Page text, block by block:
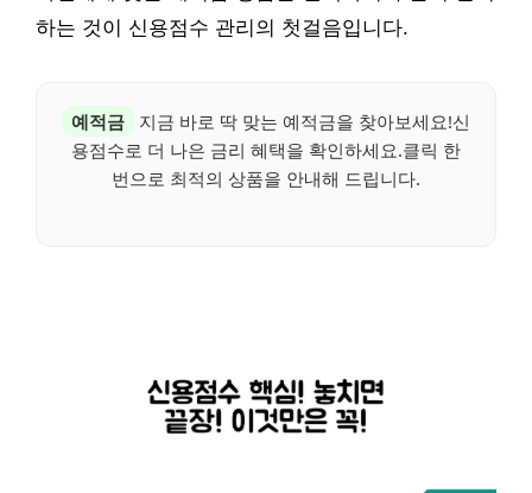
하는 것이 신용점수 관리의 첫걸음입니다.
예적금
지금 바로 딱 맞는 예적금을 찾아보세요!신
용점수로 더 나은 금리 혜택을 확인하세요.클릭 한
번으로 최적의 상품을 안내해 드립니다.